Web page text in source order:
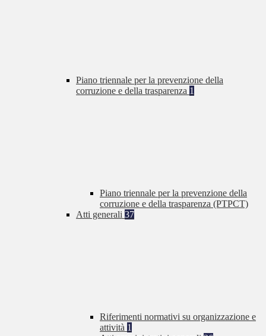
Piano triennale per la prevenzione della
corruzione e della trasparenza 1
Piano triennale per la prevenzione della
corruzione e della trasparenza (PTPCT)
Atti generali 37
Riferimenti normativi su organizzazione e
attività 1